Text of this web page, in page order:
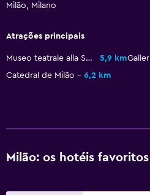
Roupeiro ou armário
Atividades
Adequado a famílias
Milão, Milano
Atrações principais
Museo teatrale alla Scala 5,9 km
Catedral de Milão
6,2 km
Milão: os hotéis